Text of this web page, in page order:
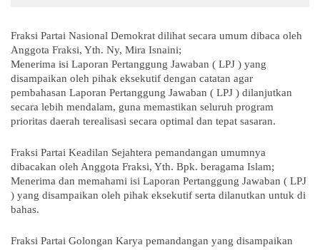
Fraksi Partai Nasional Demokrat dilihat secara umum dibaca oleh
Anggota Fraksi, Yth. Ny, Mira Isnaini;
Menerima isi Laporan Pertanggung Jawaban ( LPJ ) yang
disampaikan oleh pihak eksekutif dengan catatan agar
pembahasan Laporan Pertanggung Jawaban ( LPJ ) dilanjutkan
secara lebih mendalam, guna memastikan seluruh program
prioritas daerah terealisasi secara optimal dan tepat sasaran.
Fraksi Partai Keadilan Sejahtera pemandangan umumnya
dibacakan oleh Anggota Fraksi, Yth. Bpk. beragama Islam;
Menerima dan memahami isi Laporan Pertanggung Jawaban ( LPJ
) yang disampaikan oleh pihak eksekutif serta dilanutkan untuk di
bahas.
Fraksi Partai Golongan Karya pemandangan yang disampaikan